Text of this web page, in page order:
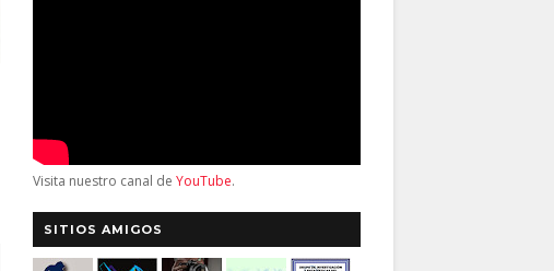
Visita nuestro canal de YouTube.
SITIOS AMIGOS